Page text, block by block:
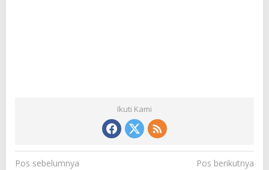
Ikuti Kami
N
Pos sebelumnya
Pos berikutnya